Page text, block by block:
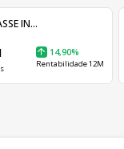
IN...
14,90%
Rentabilidade 12M